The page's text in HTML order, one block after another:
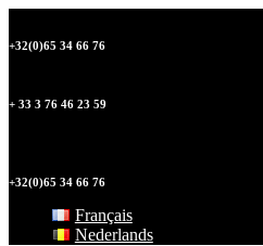
+32(0)65 34 66 76
+ 33 3 76 46 23 59
+32(0)65 34 66 76
Français
Nederlands